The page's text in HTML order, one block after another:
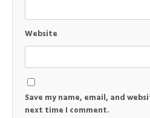
Website
Save my name, email, and
next time I comment.